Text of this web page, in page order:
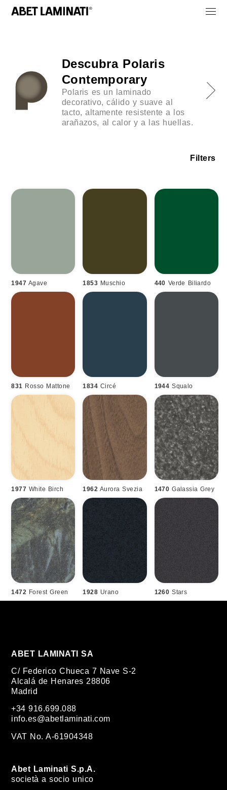
Descubra Polaris
Contemporary
Polaris es un laminado
decorativo, cálido y suave al
tacto, altamente resistente a los
arañazos, al calor y a las huellas.
Filters
1947 Agave 1853 Muschio 440 Verde Biliardo
831 Rosso Mattone 1834 Circé 1944 Squalo
1977 White Birch 1962 Aurora Svezia 1470 Galassia Grey
1472 Forest Green 1928 Urano 1260 Stars
ABET LAMINATI SA
C/ Federico Chueca 7 Nave S-2
Alcalá de Henares 28806
Madrid
+34 916.699.088
info.es@abetlaminati.com
VAT No. A-61904348
Abet Laminati S.p.A.
società a socio unico